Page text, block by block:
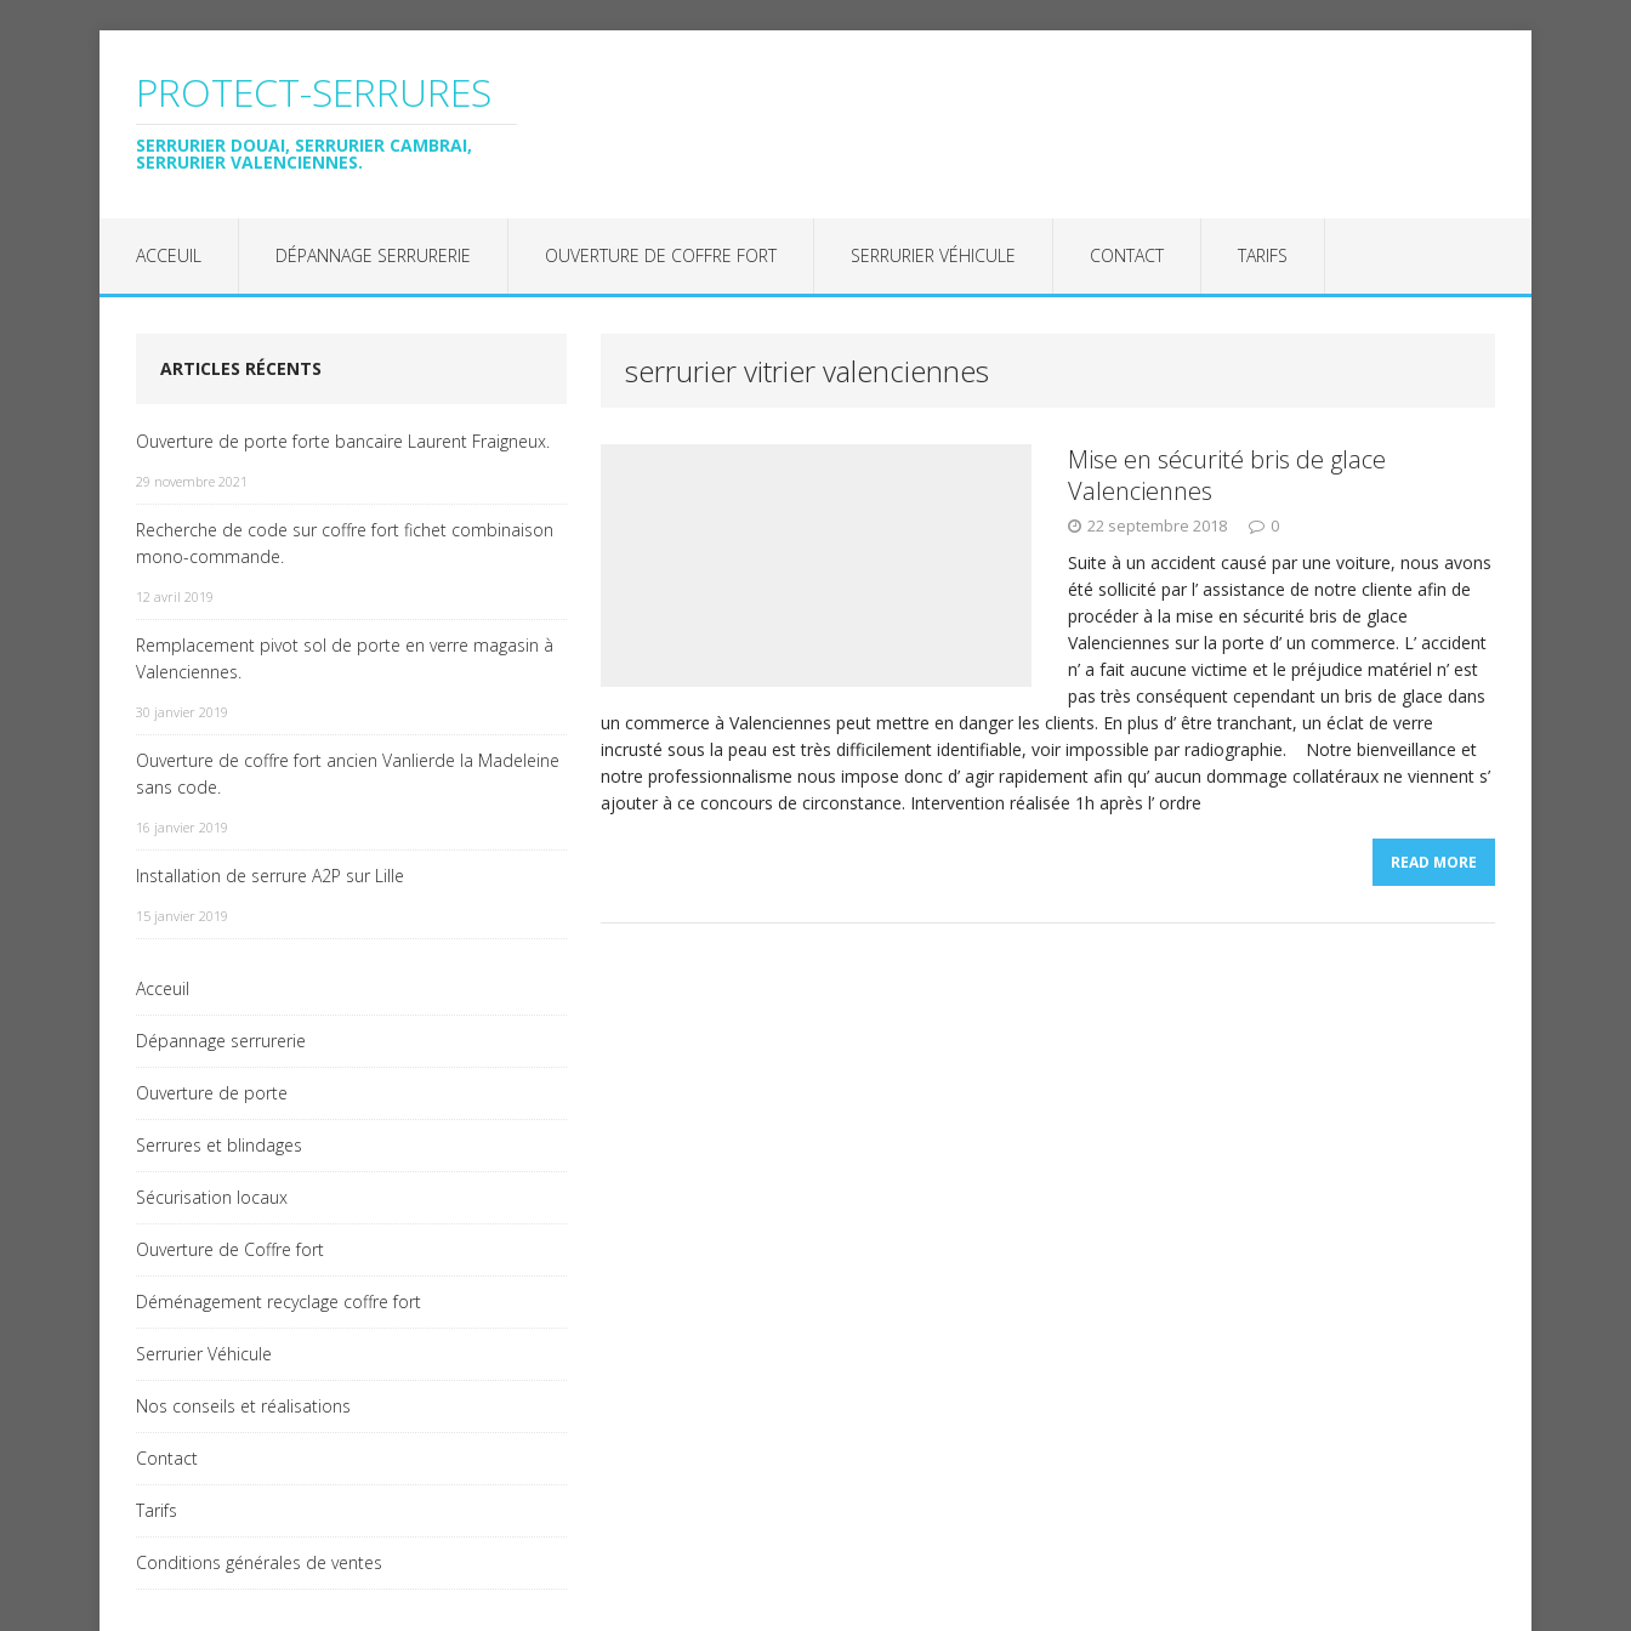
PROTECT-SERRURES
SERRURIER DOUAI, SERRURIER CAMBRAI,
SERRURIER VALENCIENNES.
ACCEUIL DÉPANNAGE SERRURERIE OUVERTURE DE COFFRE FORT SERRURIER VÉHICULE CONTACT TARIFS
serrurier vitrier valenciennes
Mise en sécurité bris de glace
Valenciennes
22 septembre 2018 0
Suite à un accident causé par une voiture, nous avons
été sollicité par l’ assistance de notre cliente afin de
procéder à la mise en sécurité bris de glace
Valenciennes sur la porte d’ un commerce. L’ accident
n’ a fait aucune victime et le préjudice matériel n’ est
pas très conséquent cependant un bris de glace dans
un commerce à Valenciennes peut mettre en danger les clients. En plus d’ être tranchant, un éclat de verre
incrusté sous la peau est très difficilement identifiable, voir impossible par radiographie. Notre bienveillance et
notre professionnalisme nous impose donc d’ agir rapidement afin qu’ aucun dommage collatéraux ne viennent s’
ajouter à ce concours de circonstance. Intervention réalisée 1h après l’ ordre
READ MORE
ARTICLES RÉCENTS
Ouverture de porte forte bancaire Laurent Fraigneux.
29 novembre 2021
Recherche de code sur coffre fort fichet combinaison
mono-commande.
12 avril 2019
Remplacement pivot sol de porte en verre magasin à
Valenciennes.
30 janvier 2019
Ouverture de coffre fort ancien Vanlierde la Madeleine
sans code.
16 janvier 2019
Installation de serrure A2P sur Lille
15 janvier 2019
Acceuil
Dépannage serrurerie
Ouverture de porte
Serrures et blindages
Sécurisation locaux
Ouverture de Coffre fort
Déménagement recyclage coffre fort
Serrurier Véhicule
Nos conseils et réalisations
Contact
Tarifs
Conditions générales de ventes